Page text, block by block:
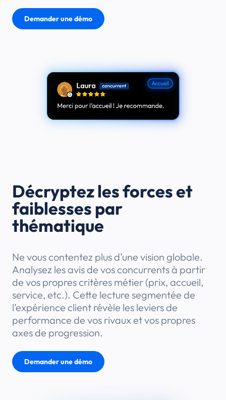
Demander une démo
Décryptez les forces et
faiblesses par
thématique
Ne vous contentez plus d’une vision globale.
Analysez les avis de vos concurrents à partir
de vos propres critères métier (prix, accueil,
service, etc.). Cette lecture segmentée de
l’expérience client révèle les leviers de
performance de vos rivaux et vos propres
axes de progression.
Demander une démo